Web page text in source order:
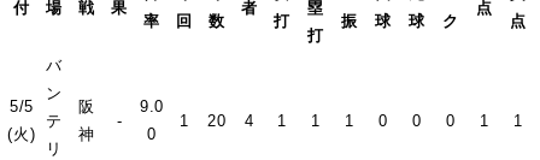
付 場 戦 果
率
回
数
者
打
塁
打
振
球
球
ク
点
点
5/5
(火)
バ
ン
テ
リ
阪
神
-
9.0
0
1 20 4 1 1 1 0 0 0 1 1